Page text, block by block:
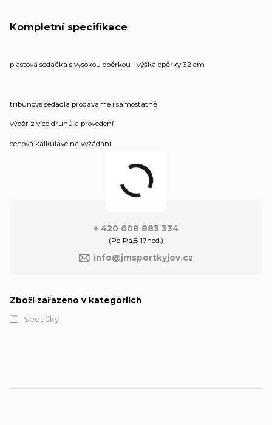
Kompletní specifikace
plastová sedačka s vysokou opěrkou - výška opěrky 32 cm
tribunové sedadla prodáváme i samostatně
výběr z více druhů a provedení
cenová kalkulave na vyžádání
+ 420 608 883 334
(Po-Pá,8-17hod.)
info@jmsportkyjov.cz
Zboží zařazeno v kategoriích
Sedačky